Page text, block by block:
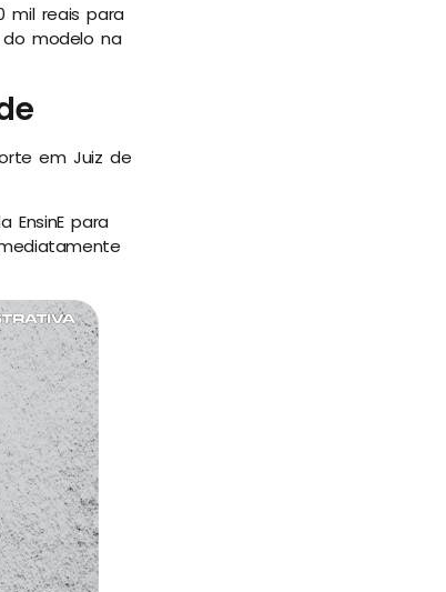
mil reais para
modelo na
em Juiz de
EnsinE para